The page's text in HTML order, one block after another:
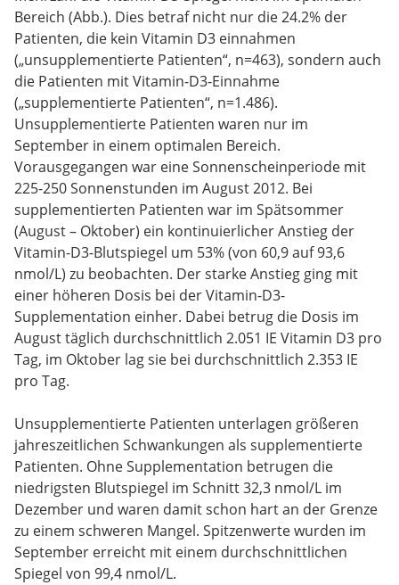
Bereich (Abb.). Dies betraf nicht nur die 24.2% der
Patienten, die kein Vitamin D3 einnahmen
(„unsupplementierte Patienten“, n=463), sondern auch
die Patienten mit Vitamin-D3-Einnahme
(„supplementierte Patienten“, n=1.486).
Unsupplementierte Patienten waren nur im
September in einem optimalen Bereich.
Vorausgegangen war eine Sonnenscheinperiode mit
225-250 Sonnenstunden im August 2012. Bei
supplementierten Patienten war im Spätsommer
(August – Oktober) ein kontinuierlicher Anstieg der
Vitamin-D3-Blutspiegel um 53% (von 60,9 auf 93,6
nmol/L) zu beobachten. Der starke Anstieg ging mit
einer höheren Dosis bei der Vitamin-D3-
Supplementation einher. Dabei betrug die Dosis im
August täglich durchschnittlich 2.051 IE Vitamin D3 pro
Tag, im Oktober lag sie bei durchschnittlich 2.353 IE
pro Tag.
Unsupplementierte Patienten unterlagen größeren
jahreszeitlichen Schwankungen als supplementierte
Patienten. Ohne Supplementation betrugen die
niedrigsten Blutspiegel im Schnitt 32,3 nmol/L im
Dezember und waren damit schon hart an der Grenze
zu einem schweren Mangel. Spitzenwerte wurden im
September erreicht mit einem durchschnittlichen
Spiegel von 99,4 nmol/L.